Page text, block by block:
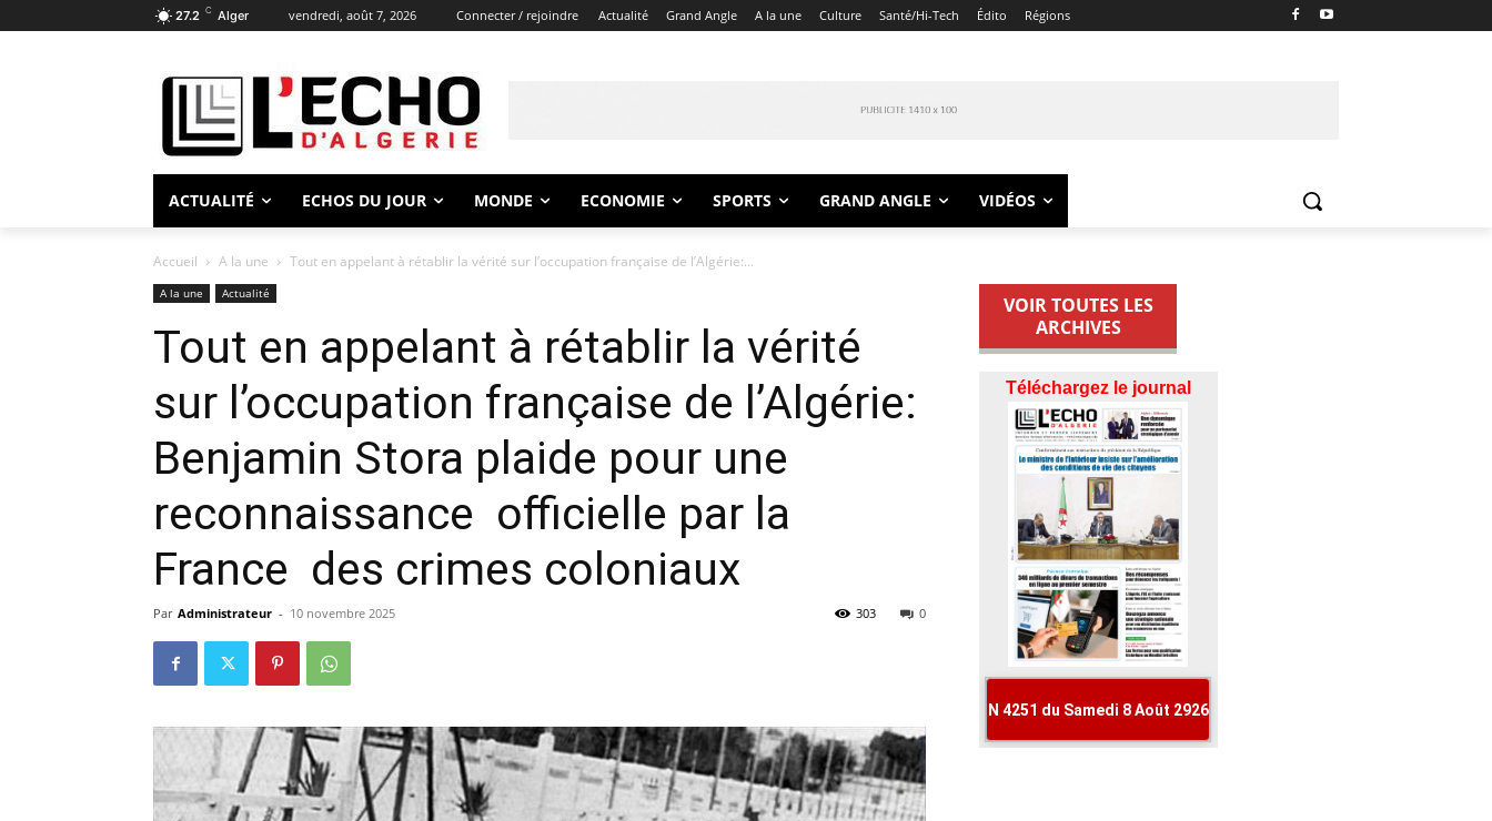
27.2 C Alger vendredi, août 7, 2026 Connecter / rejoindre Actualité Grand Angle A la une Culture Santé/Hi-Tech Édito Régions
ACTUALITÉ ECHOS DU JOUR MONDE ECONOMIE SPORTS GRAND ANGLE VIDÉOS
Accueil A la une Tout en appelant à rétablir la vérité sur l’occupation française de l’Algérie:...
A la une Actualité
Tout en appelant à rétablir la vérité
sur l’occupation française de l’Algérie:
Benjamin Stora plaide pour une
reconnaissance officielle par la
France des crimes coloniaux
Par Administrateur - 10 novembre 2025 0
303
VOIR TOUTES LES
ARCHIVES